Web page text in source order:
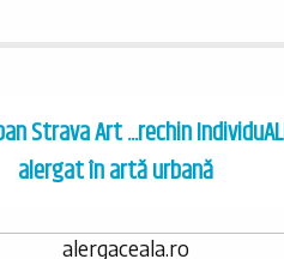
Strava Art ...rechin
alergat în artă urbană